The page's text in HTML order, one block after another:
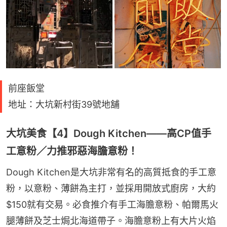
前座飯堂
地址：大坑新村街39號地舖
大坑美食【4】Dough Kitchen——高CP值手
工意粉／力推邪惡海膽意粉！
Dough Kitchen是大坑非常有名的高質抵食的手工意
粉，以意粉、薄餅為主打，並採用開放式廚房，大約
$150就有交易。必食推介有手工海膽意粉、帕爾馬火
腿薄餅及芝士焗北海道帶子。海膽意粉上有大片火焰